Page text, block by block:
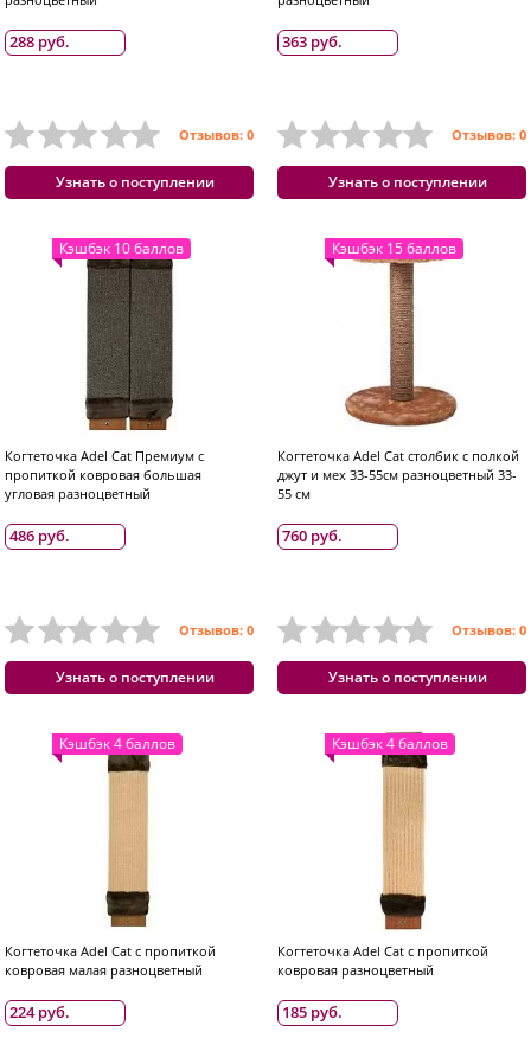
288 руб.
Отзывов: 0
Узнать о поступлении
363 руб.
Отзывов: 0
Узнать о поступлении
Кэшбэк 10 баллов
Когтеточка Adel Cat Премиум с
пропиткой ковровая большая
угловая разноцветный
486 руб.
Отзывов: 0
Узнать о поступлении
Кэшбэк 15 баллов
Когтеточка Adel Cat столбик с полкой
джут и мех 33-55см разноцветный 33-
55 см
760 руб.
Отзывов: 0
Узнать о поступлении
Кэшбэк 4 баллов
Когтеточка Adel Cat с пропиткой
ковровая малая разноцветный
224 руб.
Кэшбэк 4 баллов
Когтеточка Adel Cat с пропиткой
ковровая разноцветный
185 руб.